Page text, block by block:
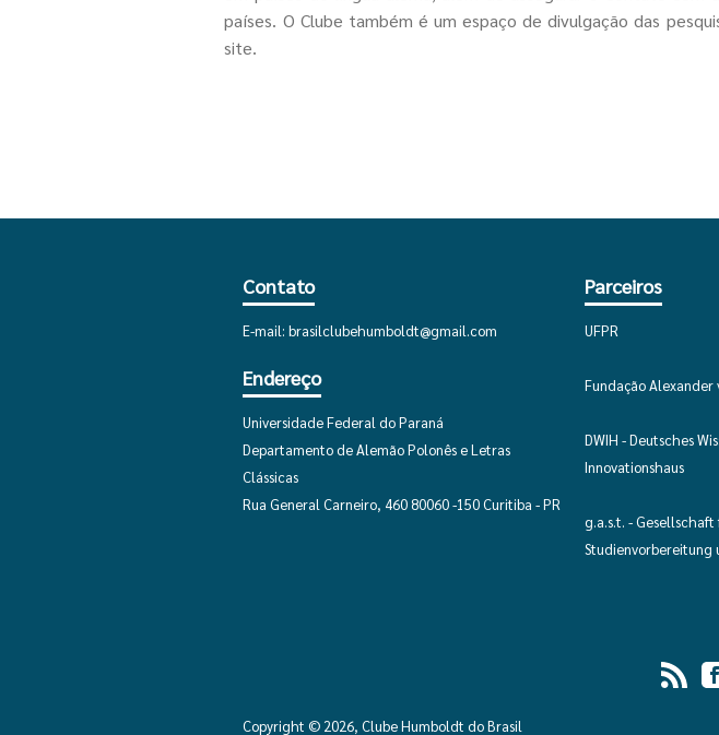
países. O Clube também é um espaço de divulgação das
site.
Contato
E-mail: brasilclubehumboldt@gmail.com
Endereço
Universidade Federal do Paraná
Departamento de Alemão Polonês e Letras
Clássicas
Rua General Carneiro, 460 80060 -150 Curitiba - PR
Parceiros
UFPR
Fundação Alexander
DWIH - Deutsches
Innovationshaus
g.a.s.t. -
Studienvorbereitung
Copyright © 2026, Clube Humboldt do Brasil